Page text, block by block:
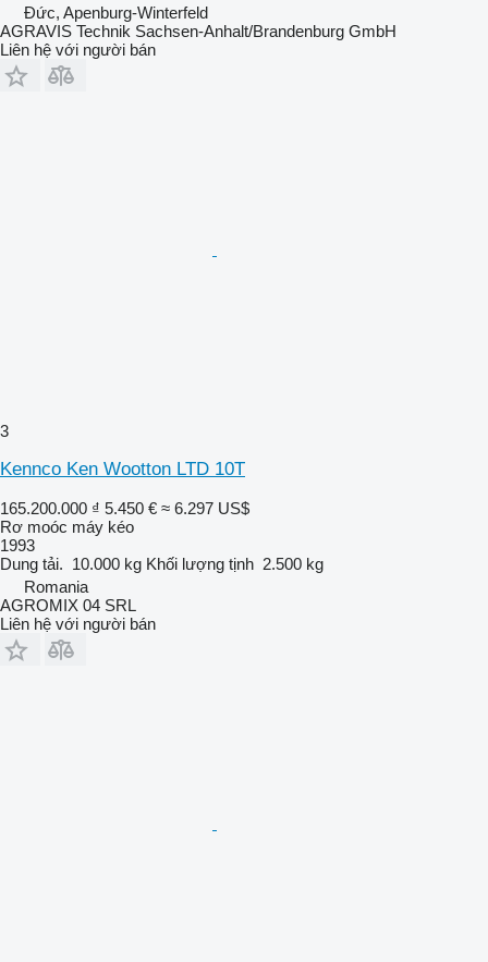
Đức, Apenburg-Winterfeld
AGRAVIS Technik Sachsen-Anhalt/Brandenburg GmbH
Liên hệ với người bán
3
Kennco Ken Wootton LTD 10T
165.200.000 ₫ 5.450 € ≈ 6.297 US$
Rơ moóc máy kéo
1993
Dung tải. 10.000 kg Khối lượng tịnh 2.500 kg
Romania
AGROMIX 04 SRL
Liên hệ với người bán